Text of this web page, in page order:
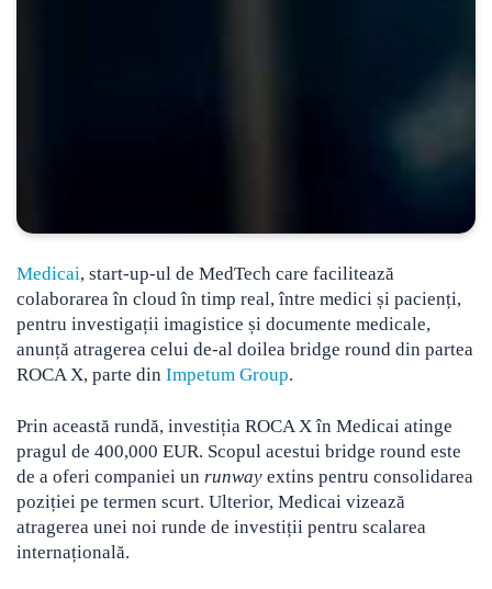
Medicai, start-up-ul de MedTech care facilitează
colaborarea în cloud în timp real, între medici și pacienți,
pentru investigații imagistice și documente medicale,
anunță atragerea celui de-al doilea bridge round din partea
ROCA X, parte din Impetum Group.
Prin această rundă, investiția ROCA X în Medicai atinge
pragul de 400,000 EUR. Scopul acestui bridge round este
de a oferi companiei un runway extins pentru consolidarea
poziției pe termen scurt. Ulterior, Medicai vizează
atragerea unei noi runde de investiții pentru scalarea
internațională.